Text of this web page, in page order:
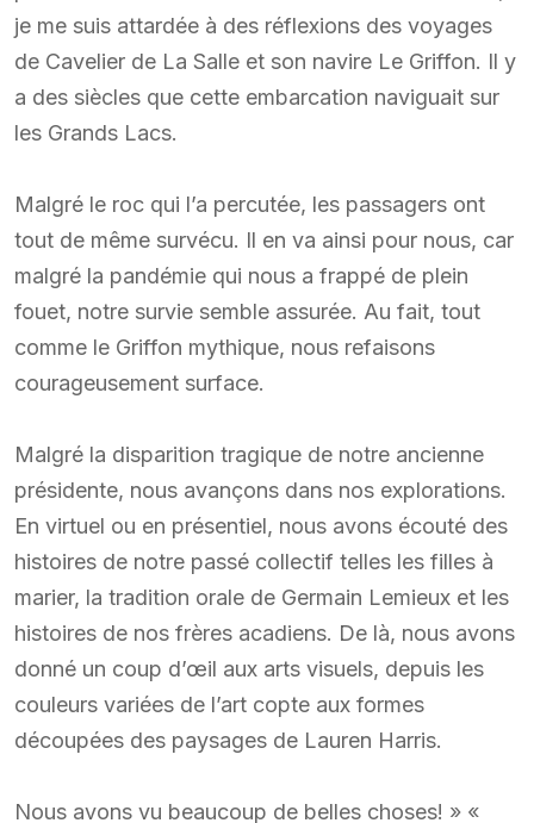
je me suis attardée à des réflexions des voyages
de Cavelier de La Salle et son navire Le Griffon. Il y
a des siècles que cette embarcation naviguait sur
les Grands Lacs.
Malgré le roc qui l’a percutée, les passagers ont
tout de même survécu. Il en va ainsi pour nous, car
malgré la pandémie qui nous a frappé de plein
fouet, notre survie semble assurée. Au fait, tout
comme le Griffon mythique, nous refaisons
courageusement surface.
Malgré la disparition tragique de notre ancienne
présidente, nous avançons dans nos explorations.
En virtuel ou en présentiel, nous avons écouté des
histoires de notre passé collectif telles les filles à
marier, la tradition orale de Germain Lemieux et les
histoires de nos frères acadiens. De là, nous avons
donné un coup d’œil aux arts visuels, depuis les
couleurs variées de l’art copte aux formes
découpées des paysages de Lauren Harris.
Nous avons vu beaucoup de belles choses! » «